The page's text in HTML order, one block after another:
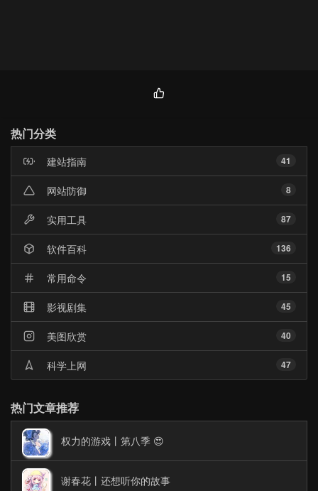
热门分类
41
建站指南
8
网站防御
87
实用工具
136
软件百科
15
常用命令
45
影视剧集
40
美图欣赏
47
科学上网
热门文章推荐
权力的游戏丨第八季 😍
谢春花丨还想听你的故事